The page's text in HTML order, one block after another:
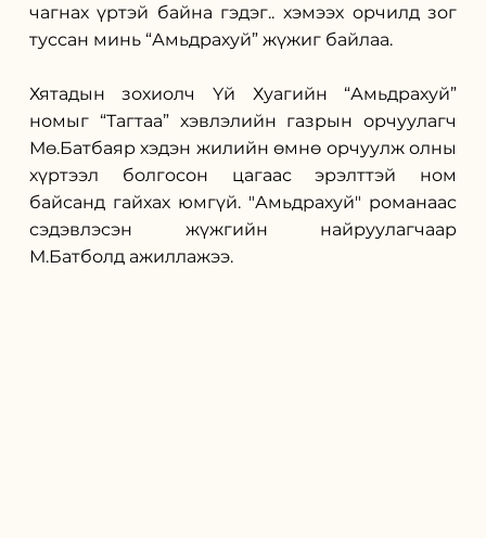
чагнах үртэй байна гэдэг.. хэмээх орчилд зог
туссан минь “Амьдрахуй” жүжиг байлаа.
Хятадын зохиолч Үй Хуагийн “Амьдрахуй”
номыг “Тагтаа” хэвлэлийн газрын орчуулагч
Мө.Батбаяр хэдэн жилийн өмнө орчуулж олны
хүртээл болгосон цагаас эрэлттэй ном
байсанд гайхах юмгүй. "Амьдрахуй" романаас
сэдэвлэсэн жүжгийн найруулагчаар
М.Батболд ажиллажээ.